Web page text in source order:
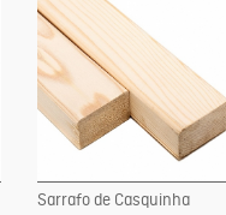
Sarrafo de Casquinha